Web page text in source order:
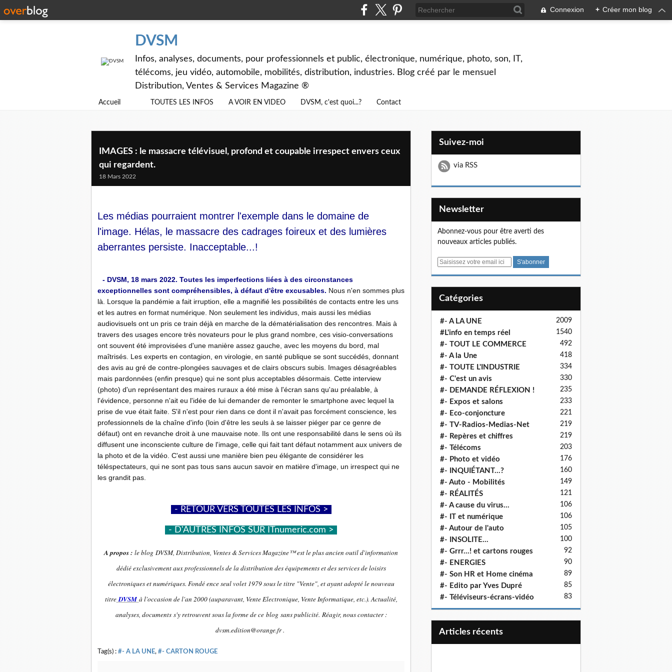
Connexion + Créer mon blog
DVSM
Infos, analyses, documents, pour professionnels et public, électronique, numérique, photo, son, IT,
télécoms, jeu vidéo, automobile, mobilités, distribution, industries. Blog créé par le mensuel
Distribution, Ventes & Services Magazine ®
Accueil TOUTES LES INFOS A VOIR EN VIDEO DVSM, c'est quoi...? Contact
IMAGES : le massacre télévisuel, profond et coupable irrespect envers ceux
qui regardent.
18 Mars 2022
Les médias pourraient montrer l'exemple dans le domaine de
l'image. Hélas, le massacre des cadrages foireux et des lumières
aberrantes persiste. Inacceptable...!
- DVSM, 18 mars 2022. Toutes les imperfections liées à des circonstances
exceptionnelles sont compréhensibles, à défaut d'être excusables. Nous n'en sommes plus
là. Lorsque la pandémie a fait irruption, elle a magnifié les possibilités de contacts entre les uns
et les autres en format numérique. Non seulement les individus, mais aussi les médias
audiovisuels ont un pris ce train déjà en marche de la dématérialisation des rencontres. Mais à
travers des usages encore très novateurs pour le plus grand nombre, ces visio-conversations
ont souvent été improvisées d'une manière assez gauche, avec les moyens du bord, mal
maîtrisés. Les experts en contagion, en virologie, en santé publique se sont succédés, donnant
des avis au gré de contre-plongées sauvages et de clairs obscurs subis. Images désagréables
mais pardonnées (enfin presque) qui ne sont plus acceptables désormais. Cette interview
(photo) d'un représentant des maires ruraux a été mise à l'écran sans qu'au préalable, à
l'évidence, personne n'ait eu l'idée de lui demander de remonter le smartphone avec lequel la
prise de vue était faite. S'il n'est pour rien dans ce dont il n'avait pas forcément conscience, les
professionnels de la chaîne d'info (loin d'être les seuls à se laisser piéger par ce genre de
défaut) ont en revanche droit à une mauvaise note. Ils ont une responsabilité dans le sens où ils
diffusent une inconsciente culture de l'image, celle qui fait tant défaut notamment aux univers de
la photo et de la vidéo. C'est aussi une manière bien peu élégante de considérer les
téléspectateurs, qui ne sont pas tous sans aucun savoir en matière d'image, un irrespect qui ne
les grandit pas.
- RETOUR VERS TOUTES LES INFOS >
- D'AUTRES INFOS SUR ITnumeric.com >
A propos : le blog DVSM, Distribution, Ventes & Services Magazine™ est le plus ancien outil d'information
dédié exclusivement aux professionnels de la distribution des équipements et des services de loisirs
électroniques et numériques. Fondé ence seul volet 1979 sous le titre "Vente", et ayant adopté le nouveau
titre DVSM à l'occasion de l'an 2000 (auparavant, Vente Electronique, Vente Informatique, etc.). Actualité,
analyses, documents s'y retrouvent sous la forme de ce blog sans publicité. Réagir, nous contacter :
dvsm.edition@orange.fr .
Tag(s) : #- A LA UNE, #- CARTON ROUGE
Suivez-moi
via RSS
Newsletter
Abonnez-vous pour être averti des
nouveaux articles publiés.
E
Catégories
#- A LA UNE 2009
#L'info en temps réel 1540
#- TOUT LE COMMERCE 492
#- A la Une 418
#- TOUTE L'INDUSTRIE 334
#- C'est un avis 330
#- DEMANDE RÉFLEXION ! 235
#- Expos et salons 233
#- Eco-conjoncture 221
#- TV-Radios-Medias-Net 219
#- Repères et chiffres 219
#- Télécoms 203
#- Photo et vidéo 176
#- INQUIÉTANT...? 160
#- Auto - Mobilités 149
#- RÉALITÉS 121
#- A cause du virus... 106
#- IT et numérique 106
#- Autour de l'auto 105
#- INSOLITE... 100
#- Grrr...! et cartons rouges 92
#- ENERGIES 90
#- Son HR et Home cinéma 89
#- Edito par Yves Dupré 85
#- Téléviseurs-écrans-vidéo 83
articles récents